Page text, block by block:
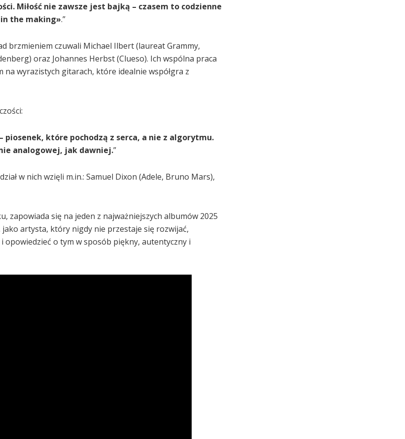
Miłość nie zawsze jest bajką – czasem to codzienne
the making».”
brzmieniem czuwali Michael Ilbert (laureat Grammy,
oraz Johannes Herbst (Clueso). Ich wspólna praca
wyrazistych gitarach, które idealnie współgra z
które pochodzą z serca, a nie z algorytmu.
analogowej, jak dawniej.”
w nich wzięli m.in.: Samuel Dixon (Adele, Bruno Mars),
zapowiada się na jeden z najważniejszych albumów 2025
artysta, który nigdy nie przestaje się rozwijać,
o tym w sposób piękny, autentyczny i